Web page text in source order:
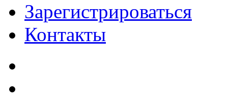
Зарегистрироваться
Контакты